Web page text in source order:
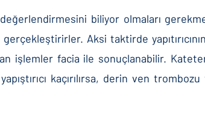
biliyor olmaları
Aksi taktirde
işlemler facia ile sonuçlanabilir.
kaçırılırsa, derin ven